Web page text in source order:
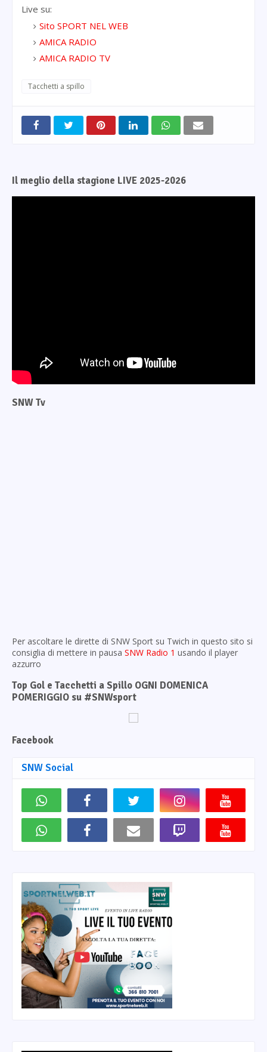
Live su:
Sito SPORT NEL WEB
AMICA RADIO
AMICA RADIO TV
Tacchetti a spillo
Il meglio della stagione LIVE 2025-2026
SNW Tv
Per ascoltare le dirette di SNW Sport su Twich in questo sito si
consiglia di mettere in pausa SNW Radio 1 usando il player
azzurro
Top Gol e Tacchetti a Spillo OGNI DOMENICA
POMERIGGIO su #SNWsport
Facebook
SNW Social